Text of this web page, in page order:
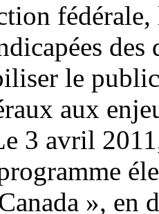
le
aux
3 avril
», en